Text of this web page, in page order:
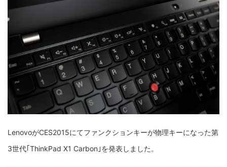
LenovoがCES2015にてファンクションキーが物理キーになった第
3世代｢ThinkPad X1 Carbon｣を発表しました。